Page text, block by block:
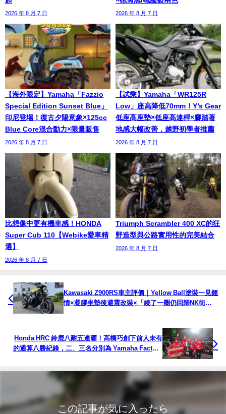
2026 年 8 月 7 日 2026 年 8 月 7 日
【海外限定】Yamaha「Fazzio
Special Edition Sunset Blue」
印尼登場！復古夕陽意象×125cc
Blue Core混合動力×限量販售
2026 年 8 月 7 日
【試乘】Yamaha「WR125R
Low」座高降低70mm！Y’s Gear
低座高座墊×低座高連桿×腳踏著
地感大幅改善，越野初學者推薦
2026 年 8 月 7 日
比想像中更有機車感！HONDA
Super Cub 110【Webike愛車精
選】
2026 年 8 月 7 日
Triumph Scrambler 400 XC的狂
野造型與公路實用性的完美結合
2026 年 8 月 7 日
Kawasaki Z900RS車主評價｜Yellow Ball塗裝一見鍾
情×凝膠坐墊後避震改裝×「繞了一圈仍回歸NK街
Honda HRC 鈴鹿八耐五連霸！高橋巧創下前人未有
的通算八勝紀錄，二、三名分別為 Yamaha Factory
この記事が気に入ったら